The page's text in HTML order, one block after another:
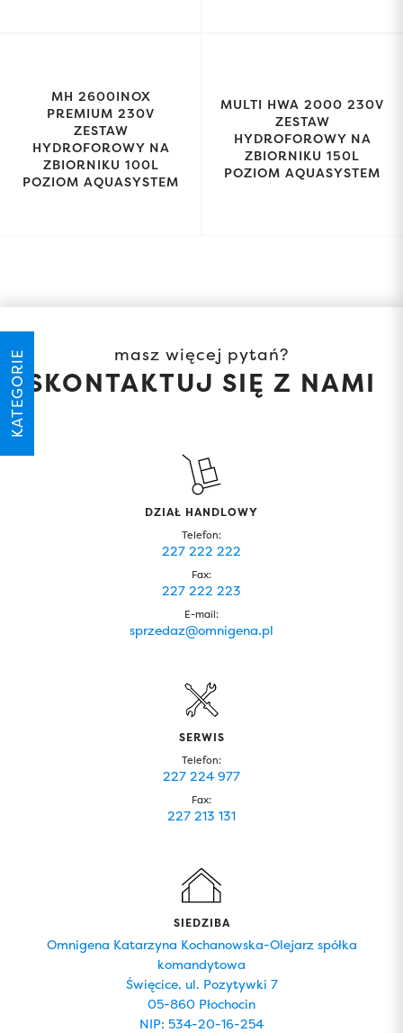
KATEGORIE
MH 2600INOX
PREMIUM 230V
ZESTAW
HYDROFOROWY NA
ZBIORNIKU 100L
POZIOM AQUASYSTEM
MULTI HWA 2000 230V
ZESTAW
HYDROFOROWY NA
ZBIORNIKU 150L
POZIOM AQUASYSTEM
masz więcej pytań?
SKONTAKTUJ SIĘ Z NAMI
DZIAŁ HANDLOWY
Telefon:
227 222 222
Fax:
227 222 223
E-mail:
sprzedaz@omnigena.pl
SERWIS
Telefon:
227 224 977
Fax:
227 213 131
SIEDZIBA
Omnigena Katarzyna Kochanowska-Olejarz spółka
komandytowa
Święcice, ul. Pozytywki 7
05-860 Płochocin
NIP: 534-20-16-254